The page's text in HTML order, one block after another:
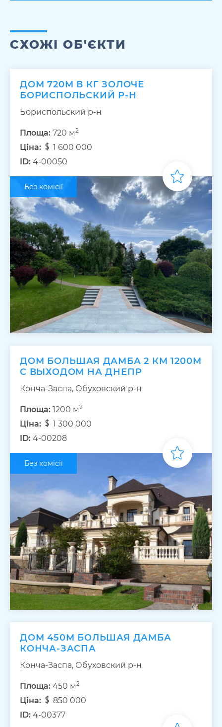
СХОЖІ ОБ'ЄКТИ
ДОМ 720М В КГ ЗОЛОЧЕ
БОРИСПОЛЬСКИЙ Р-Н
Бориспольский р-н
Площа: 720 м2
Ціна:
1 600 000
ID: 4-00050
Без комісії
ДОМ БОЛЬШАЯ ДАМБА 2 КМ 1200М
С ВЫХОДОМ НА ДНЕПР
Конча-Заспа, Обуховский р-н
Площа: 1200 м2
Ціна:
1 300 000
ID: 4-00208
Без комісії
ДОМ 450М БОЛЬШАЯ ДАМБА
КОНЧА-ЗАСПА
Конча-Заспа, Обуховский р-н
Площа: 450 м2
Ціна:
850 000
ID: 4-00377